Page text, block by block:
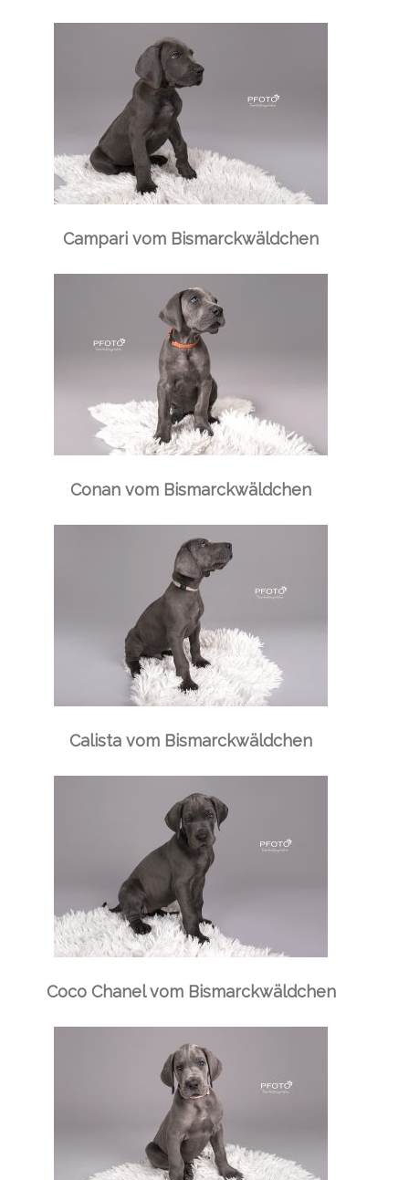
Campari vom Bismarckwäldchen
Conan vom Bismarckwäldchen
Calista vom Bismarckwäldchen
Coco Chanel vom Bismarckwäldchen